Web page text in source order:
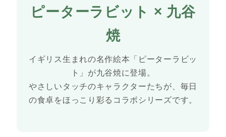
ピーターラビット × 九谷
焼
イギリス生まれの名作絵本「ピーターラビッ
ト」が九谷焼に登場。
やさしいタッチのキャラクターたちが、毎日
の食卓をほっこり彩るコラボシリーズです。